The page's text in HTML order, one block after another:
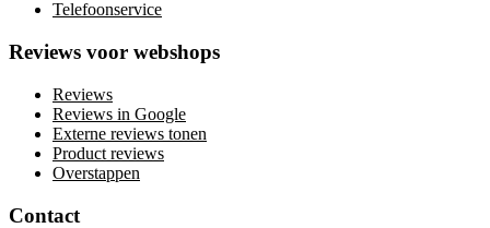
Telefoonservice
Reviews voor webshops
Reviews
Reviews in Google
Externe reviews tonen
Product reviews
Overstappen
Contact